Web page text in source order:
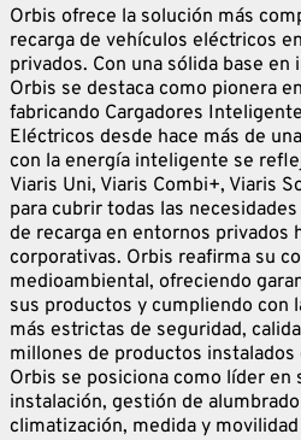
Orbis ofrece la solución más
recarga de vehículos eléctricos
privados. Con una sólida base
Orbis se destaca como pionera
fabricando Cargadores
Eléctricos desde hace más de
con la energía inteligente se
Viaris Uni, Viaris Combi+, Viaris
para cubrir todas las
de recarga en entornos privados
corporativas. Orbis reafirma su
medioambiental, ofreciendo
sus productos y cumpliendo con
más estrictas de seguridad,
millones de productos instalados
Orbis se posiciona como líder
instalación, gestión de
climatización, medida y